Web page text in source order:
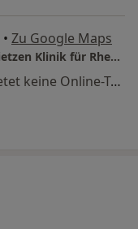
• Zu Google Maps
Johanniter-Krankenhaus Treuenbrietzen Klinik für Rheumatologie Orthopädie und Rheumachirurgie
Dieser Arzt bzw. diese Ärztin bietet keine Online-Terminbuchung an diesem Standort an.